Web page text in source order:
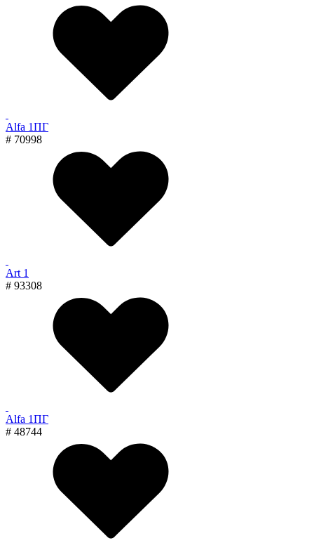
Alfa 1ПГ
# 70998
Art 1
# 93308
Alfa 1ПГ
# 48744